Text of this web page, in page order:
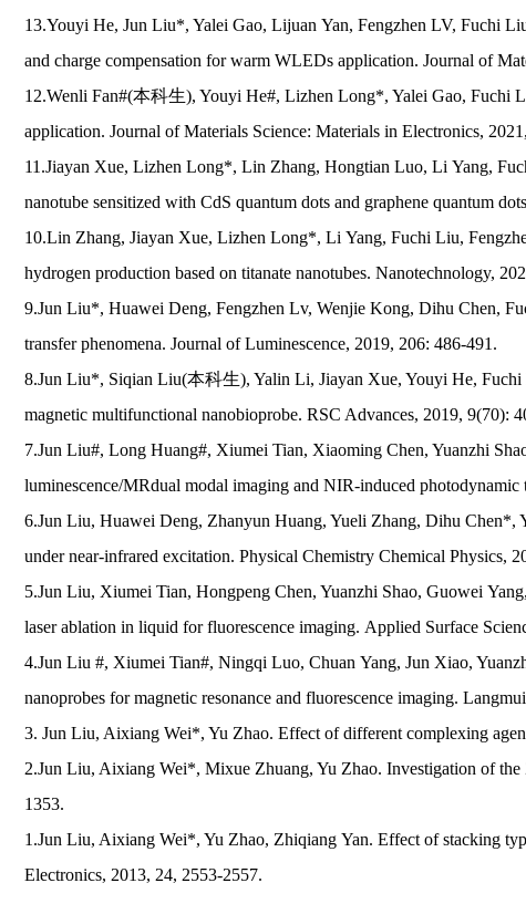
13.Youyi He, Jun Liu*, Yalei Gao, Lijuan Yan, Fengzhen LV, Fuchi
and charge compensation for warm WLEDs application. Journal of
12.Wenli Fan#(本科生), Youyi He#, Lizhen Long*, Yalei Gao,
application. Journal of Materials Science: Materials in Electronics,
11.Jiayan Xue, Lizhen Long*, Lin Zhang, Hongtian Luo, Li Yang,
nanotube sensitized with CdS quantum dots and graphene quantum
10.Lin Zhang, Jiayan Xue, Lizhen Long*, Li Yang, Fuchi Liu,
hydrogen production based on titanate nanotubes. Nanotechnology,
9.Jun Liu*, Huawei Deng, Fengzhen Lv, Wenjie Kong, Dihu Chen,
transfer phenomena. Journal of Luminescence, 2019, 206: 486-491.
8.Jun Liu*, Siqian Liu(本科生), Yalin Li, Jiayan Xue, Youyi He,
magnetic multifunctional nanobioprobe. RSC Advances, 2019, 9(70):
7.Jun Liu#, Long Huang#, Xiumei Tian, Xiaoming Chen, Yuanzhi
luminescence/MRdual modal imaging and NIR-induced
6.Jun Liu, Huawei Deng, Zhanyun Huang, Yueli Zhang, Dihu Chen*,
under near-infrared excitation. Physical Chemistry Chemical Physics,
5.Jun Liu, Xiumei Tian, Hongpeng Chen, Yuanzhi Shao, Guowei
laser ablation in liquid for fluorescence imaging. Applied Surface
4.Jun Liu #, Xiumei Tian#, Ningqi Luo, Chuan Yang, Jun Xiao,
nanoprobes for magnetic resonance and fluorescence imaging.
3. Jun Liu, Aixiang Wei*, Yu Zhao. Effect of different complexing
2.Jun Liu, Aixiang Wei*, Mixue Zhuang, Yu Zhao. Investigation of
1353.
1.Jun Liu, Aixiang Wei*, Yu Zhao, Zhiqiang Yan. Effect of stacking
Electronics, 2013, 24, 2553-2557.